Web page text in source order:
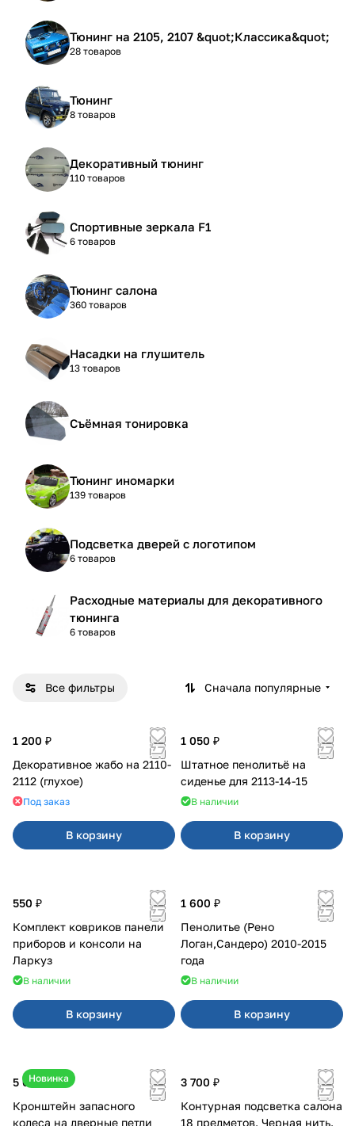
Тюнинг на 2105, 2107 &quot;Классика&quot;
28 товаров
Тюнинг
8 товаров
Декоративный тюнинг
110 товаров
Спортивные зеркала F1
6 товаров
Тюнинг салона
360 товаров
Насадки на глушитель
13 товаров
Съёмная тонировка
Тюнинг иномарки
139 товаров
Подсветка дверей с логотипом
6 товаров
Расходные материалы для декоративного
тюнинга
6 товаров
Все фильтры Сначала популярные
1 200 ₽
Декоративное жабо на 2110-
2112 (глухое)
Под заказ
В корзину
1 050 ₽
Штатное пенолитьё на
сиденье для 2113-14-15
В наличии
В корзину
550 ₽
Комплект ковриков панели
приборов и консоли на
Ларкуз
В наличии
В корзину
1 600 ₽
Пенолитье (Рено
Логан,Сандеро) 2010-2015
года
В наличии
В корзину
Новинка
5 050 ₽
Кронштейн запасного
колеса на дверные петли
3 700 ₽
Контурная подсветка салона
18 предметов. Черная нить.